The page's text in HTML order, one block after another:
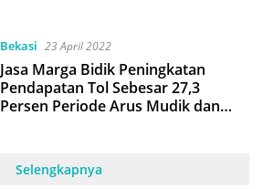
Bekasi 23 April 2022
Jasa Marga Bidik Peningkatan
Pendapatan Tol Sebesar 27,3
Persen Periode Arus Mudik dan
Selengkapnya